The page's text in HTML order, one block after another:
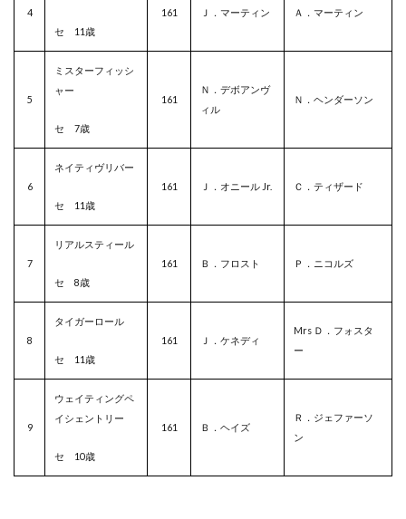
4
セ 11歳
161 Ｊ．マーティン Ａ．マーティン
5
ミスターフィッシ
ャー
セ 7歳
161
Ｎ．デボアンヴ
ィル
Ｎ．ヘンダーソン
6
ネイティヴリバー
セ 11 歳
161 Ｊ．オニール Jr. Ｃ．ティザード
7
リアルスティール
セ 8歳
161 Ｂ．フロスト Ｐ．ニコルズ
8
タイガーロール
セ 11歳
161 Ｊ．ケネディ
Mrs Ｄ．フォスタ
ー
9
ウェイティングペ
イシェントリー
セ 10歳
161 Ｂ．ヘイズ
Ｒ．ジェファーソ
ン